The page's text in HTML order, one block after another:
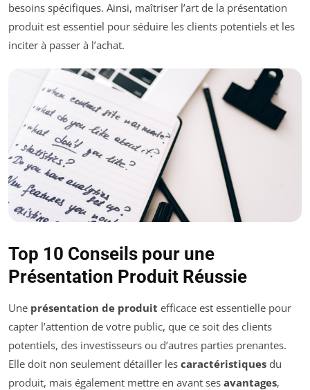
besoins spécifiques. Ainsi, maîtriser l’art de la présentation
produit est essentiel pour séduire les clients potentiels et les
inciter à passer à l’achat.
Top 10 Conseils pour une
Présentation Produit Réussie
Une présentation de produit efficace est essentielle pour
capter l’attention de votre public, que ce soit des clients
potentiels, des investisseurs ou d’autres parties prenantes.
Elle doit non seulement détailler les caractéristiques du
produit, mais également mettre en avant ses avantages,